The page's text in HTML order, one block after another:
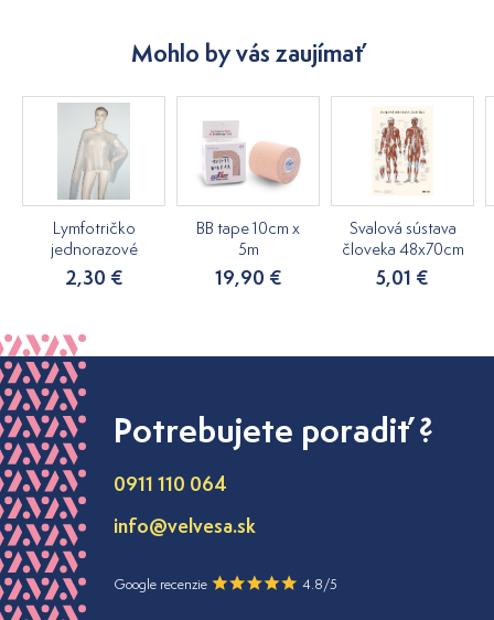
Mohlo by vás zaujímať
Lymfotričko
jednorazové
2,30 €
BB tape 10cm x
5m
19,90 €
Svalová sústava
človeka 48x70cm
5,01 €
Potrebujete poradiť ?
0911 110 064
info@velvesa.sk
Google recenzie 4.8/5